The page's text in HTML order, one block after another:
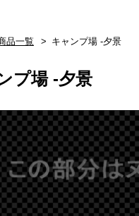
品一覧 キャンプ場 -夕景
プ場 -夕景